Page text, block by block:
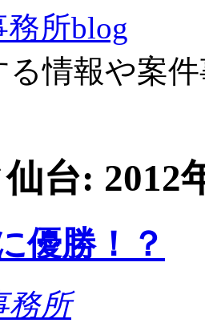
所blog
る情報や案
台: 2012
優勝！？
務所